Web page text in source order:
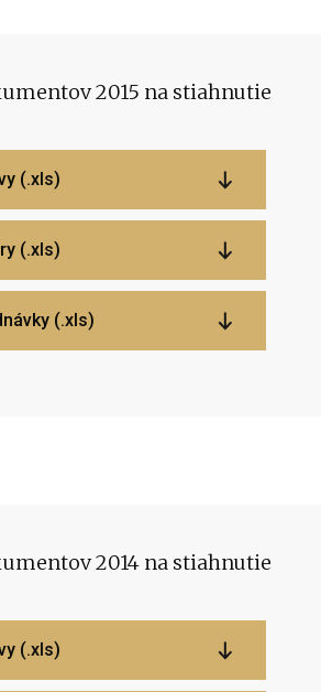
2015 na stiahnutie
(.xls)
(.xls)
(.xls)
2014 na stiahnutie
(.xls)